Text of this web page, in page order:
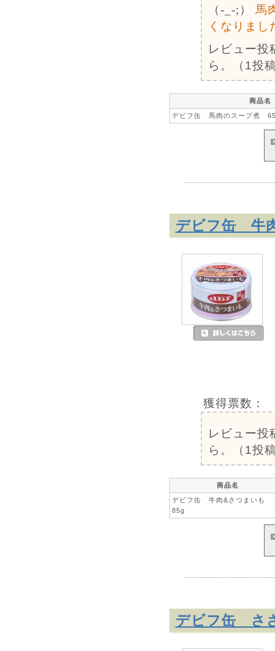
（-_-;）
馬
くなりまし
レビュー投
ら。（1投
商品名
デビフ缶 馬肉のスープ煮
デビフ缶 牛
獲得票数：
レビュー投
ら。（1投
商品名
デビフ缶 牛肉&さつまいも
85g
デビフ缶 さ